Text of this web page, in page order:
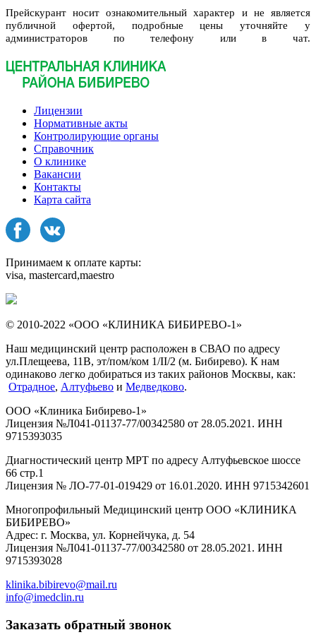
Прейскурант носит ознакомительный характер и не является
публичной офертой, подробные цены уточняйте у
администраторов по телефону или в чат.
Лицензии
Нормативные акты
Контролирующие органы
Справочник
О клинике
Вакансии
Контакты
Карта сайта
Принимаем к оплате карты:
visa, mastercard,maestro
© 2010-2022 «ООО «КЛИНИКА БИБИРЕВО-1»
Наш медицинский центр расположен в СВАО по адресу
ул.Плещеева, 11В, эт/пом/ком 1/II/2 (м. Бибирево). К нам
одинаково легко добираться из таких районов Москвы, как:
Отрадное, Алтуфьево и Медведково.
ООО «Клиника Бибирево-1»
Лицензия №Л041-01137-77/00342580 от 28.05.2021. ИНН
9715393035
Диагностический центр МРТ по адресу Алтуфьевское шоссе
66 стр.1
Лицензия № ЛО-77-01-019429 от 16.01.2020. ИНН 9715342601
Многопрофильный Медицинский центр ООО «КЛИНИКА
БИБИРЕВО»
Адрес: г. Москва, ул. Корнейчука, д. 54
Лицензия №Л041-01137-77/00342580 от 28.05.2021. ИНН
9715393028
klinika.bibirevo@mail.ru
info@imedclin.ru
Заказать обратный звонок